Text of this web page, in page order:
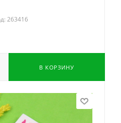
263416
В КОРЗИНУ